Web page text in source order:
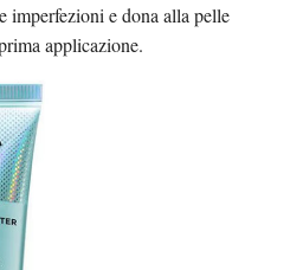
imperfezioni e dona alla pelle
applicazione.